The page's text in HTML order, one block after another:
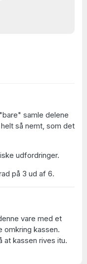
samle delene
så nemt, som det
udfordringer.
på 3 ud af 6.
vare med et
kassen.
at kassen rives itu.